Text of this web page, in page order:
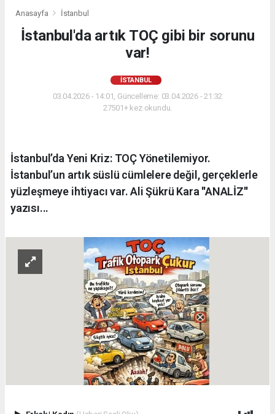
Anasayfa İstanbul
İstanbul'da artık TOÇ gibi bir sorunu
var!
İSTANBUL
03.04.2026 - 14:01, Güncelleme: 03.04.2026 - 21:32
27501+ kez okundu.
İstanbul’da Yeni Kriz: TOÇ Yönetilemiyor.
İstanbul’un artık süslü cümlelere değil, gerçeklerle
yüzleşmeye ihtiyacı var. Ali Şükrü Kara ''ANALİZ''
yazısı...